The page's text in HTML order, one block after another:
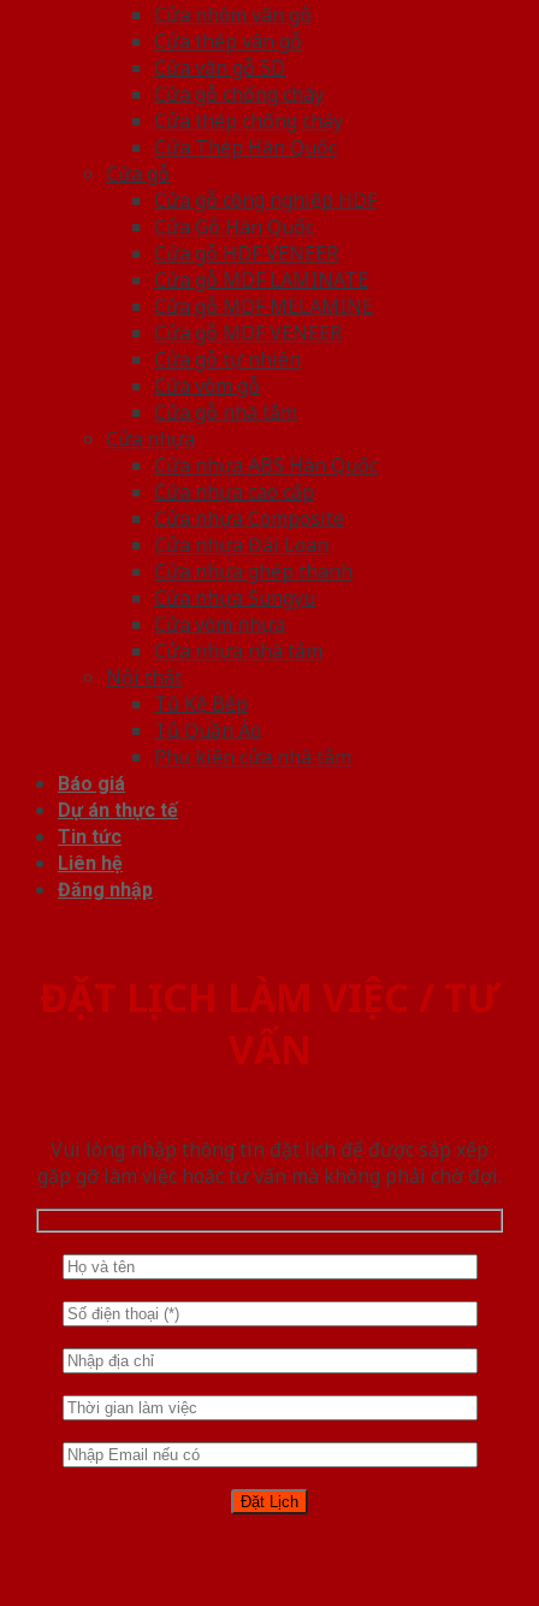
Cửa nhôm vân gỗ
Cửa thép vân gỗ
Cửa vân gỗ 5D
Cửa gỗ chống cháy
Cửa thép chống cháy
Cửa Thép Hàn Quốc
Cửa gỗ
Cửa gỗ công nghiệp HDF
Cửa Gỗ Hàn Quốc
Cửa gỗ HDF VENEER
Cửa gỗ MDF LAMINATE
Cửa gỗ MDF MELAMINE
Cửa gỗ MDF VENEER
Cửa gỗ tự nhiên
Cửa vòm gỗ
Cửa gỗ nhà tắm
Cửa nhựa
Cửa nhựa ABS Hàn Quốc
Cửa nhựa cao cấp
Cửa nhựa Composite
Cửa nhựa Đài Loan
Cửa nhựa ghép thanh
Cửa nhựa Sungyu
Cửa vòm nhựa
Cửa nhựa nhà tắm
Nội thất
Tủ Kệ Bếp
Tủ Quần Áo
Phụ kiện cửa nhà tắm
Báo giá
Dự án thực tế
Tin tức
Liên hệ
Đăng nhập
ĐẶT LỊCH LÀM VIỆC / TƯ
VẤN
Vui lòng nhập thông tin đặt lịch để được sắp xếp
gặp gỡ làm việc hoăc tư vấn mà không phải chờ đợi.